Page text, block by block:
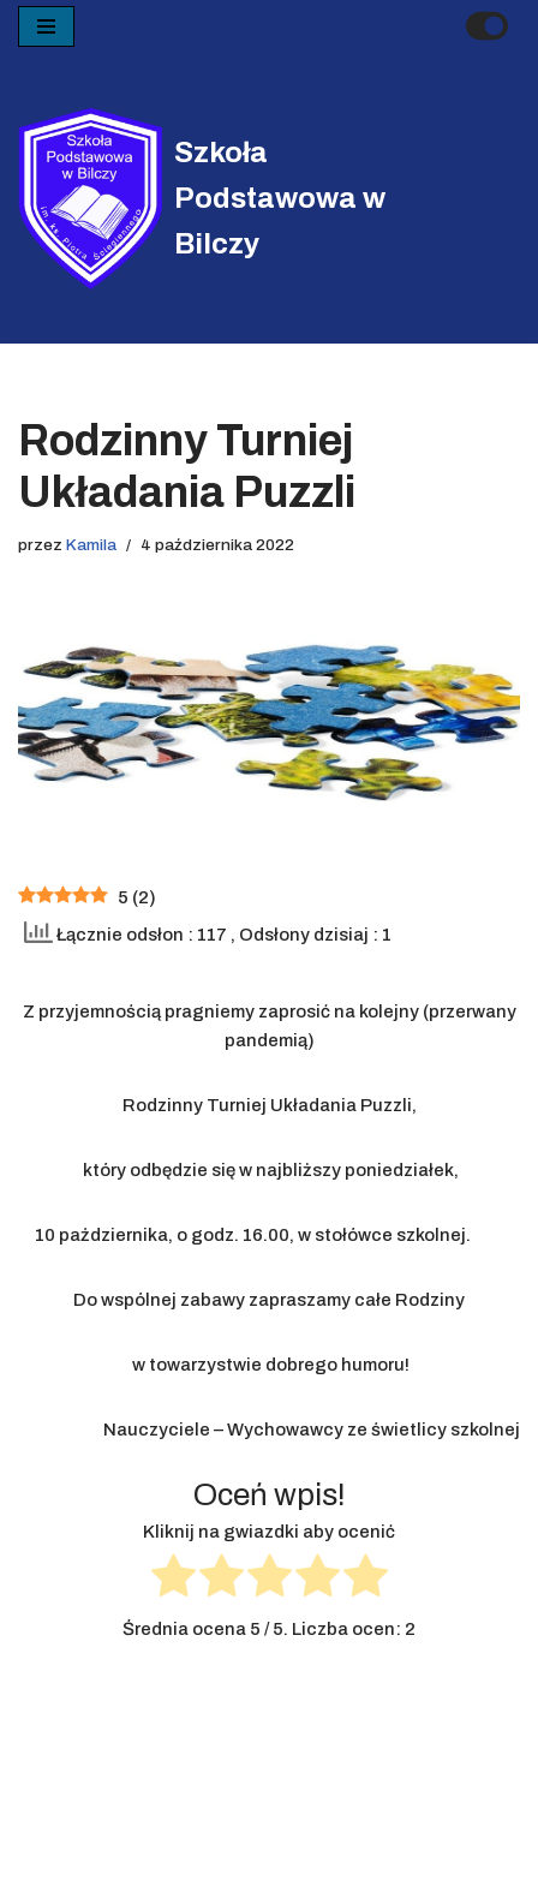
treści
Szkoła
Podstawowa w
Bilczy
Rodzinny Turniej
Układania Puzzli
przez Kamila 4 października 2022
5 (2)
Łącznie odsłon : 117 , Odsłony dzisiaj : 1
Z przyjemnością pragniemy zaprosić na kolejny (przerwany
pandemią)
Rodzinny Turniej Układania Puzzli,
który odbędzie się w najbliższy poniedziałek,
10 października, o godz. 16.00, w stołówce szkolnej.
Do wspólnej zabawy zapraszamy całe Rodziny
w towarzystwie dobrego humoru!
Nauczyciele – Wychowawcy ze świetlicy szkolnej
Oceń wpis!
Kliknij na gwiazdki aby ocenić
Średnia ocena 5 / 5. Liczba ocen: 2